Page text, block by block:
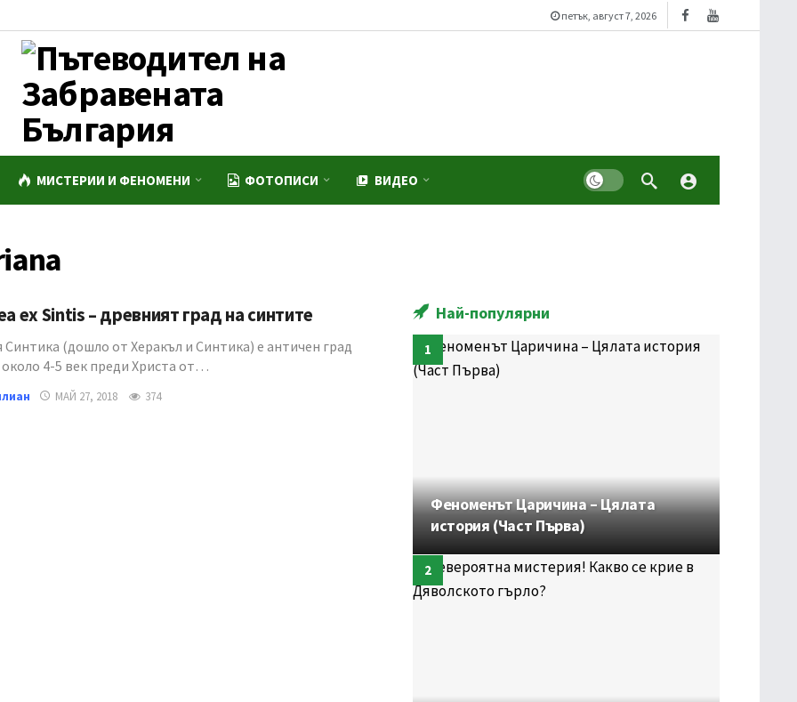
петък, август 7, 2026
МИСТЕРИИ И ФЕНОМЕНИ ФОТОПИСИ ВИДЕО Dark mode
ex Sintis – древният град на синтите
Синтика (дошло от Херакъл и Синтика) е античен град
4-5 век преди Христа от…
МАЙ 27, 2018 374
Най-популярни
Феноменът Царичина – Цялата
история (Част Първа)